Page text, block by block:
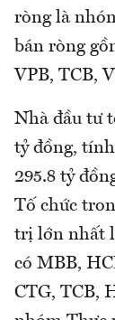
ròng là
bán ròng
VPB, TCB,
Nhà đầu tư
tỷ đồng,
295.8 tỷ
Tố chức
trị lớn nhất
có MBB,
CTG, TCB,